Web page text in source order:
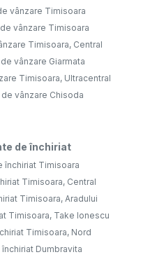
vânzare Timisoara
vânzare Timisoara
Timisoara, Central
vânzare Giarmata
Timisoara, Ultracentral
vânzare Chisoda
de închiriat
închiriat Timisoara
Timisoara, Central
Timisoara, Aradului
Timisoara, Take Ionescu
Timisoara, Nord
Dumbravita